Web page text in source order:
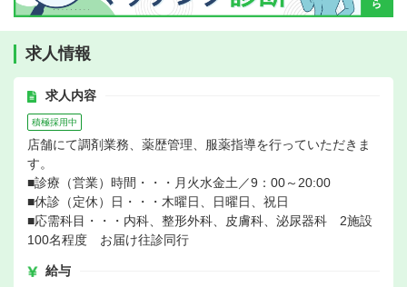
求人情報
求人内容
積極採用中
店舗にて調剤業務、薬歴管理、服薬指導を行っていただきま
す。
■診療（営業）時間・・・月火水金土／9：00～20:00
■休診（定休）日・・・木曜日、日曜日、祝日
■応需科目・・・内科、整形外科、皮膚科、泌尿器科 2施設
100名程度 お届け往診同行
給与